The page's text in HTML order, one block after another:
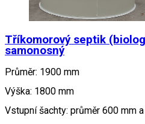
Tříkomorový septik
samonosný
Průměr: 1900 mm
Výška: 1800 mm
Vstupní šachty: průměr 600 mm